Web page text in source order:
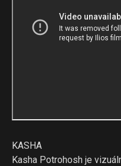
KASHA
Kasha Potrohosh je